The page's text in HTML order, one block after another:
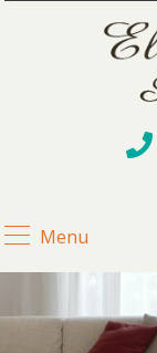
Menu